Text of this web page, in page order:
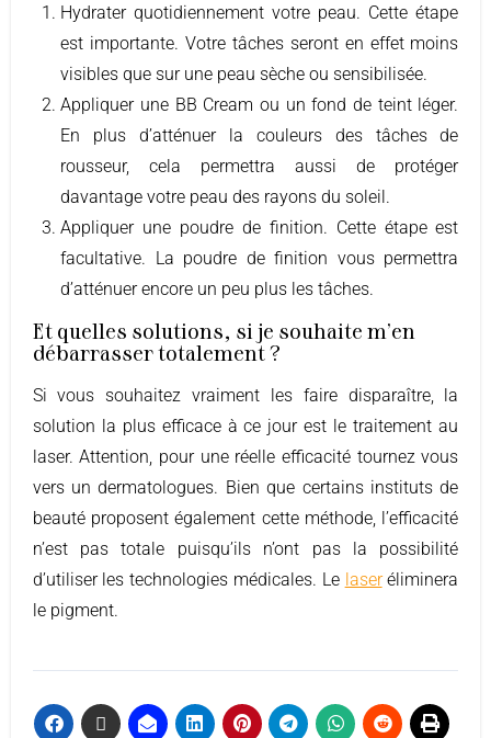
Hydrater quotidiennement votre peau. Cette étape
est importante. Votre tâches seront en effet moins
visibles que sur une peau sèche ou sensibilisée.
Appliquer une BB Cream ou un fond de teint léger.
En plus d’atténuer la couleurs des tâches de
rousseur, cela permettra aussi de protéger
davantage votre peau des rayons du soleil.
Appliquer une poudre de finition. Cette étape est
facultative. La poudre de finition vous permettra
d’atténuer encore un peu plus les tâches.
Et quelles solutions, si je souhaite m'en
débarrasser totalement ?
Si vous souhaitez vraiment les faire disparaître, la
solution la plus efficace à ce jour est le traitement au
laser. Attention, pour une réelle efficacité tournez vous
vers un dermatologues. Bien que certains instituts de
beauté proposent également cette méthode, l’efficacité
n’est pas totale puisqu’ils n’ont pas la possibilité
d’utiliser les technologies médicales. Le laseréliminera
le pigment.